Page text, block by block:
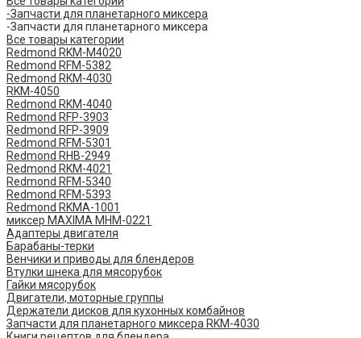
-Запчасти для планетарного миксера
-Запчасти для планетарного миксера
Все товары категории
Redmond RKM-M4020
Redmond RFM-5382
Redmond RKM-4030
RKM-4050
Redmond RKM-4040
Redmond RFP-3903
Redmond RFP-3909
Redmond RFM-5301
Redmond RHB-2949
Redmond RKM-4021
Redmond RFM-5340
Redmond RFM-5393
Redmond RKMA-1001
миксер MAXIMA MHM-0221
Адаптеры двигателя
Барабаны-терки
Венчики и приводы для блендеров
Втулки шнека для мясорубок
Гайки мясорубок
Двигатели, моторные группы
Держатели дисков для кухонных комбайнов
Запчасти для планетарного миксера RKM-4030